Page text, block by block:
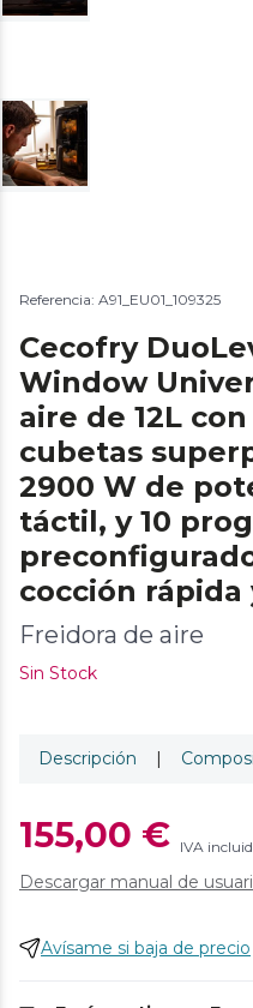
Referencia: A91_EU01_109325
Cecofry
Window
aire de 12L
cubetas
2900 W de
táctil, y 10
cocción rápida
Freidora de aire
Sin Stock
Descripción |
155,00 € IVA
Descargar manual de
Avísame si baja de precio